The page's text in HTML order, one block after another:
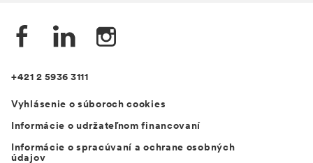
+421 2 5936 3111
Vyhlásenie o súboroch cookies
Informácie o udržateľnom financovaní
Informácie o spracúvaní a ochrane osobných
údajov